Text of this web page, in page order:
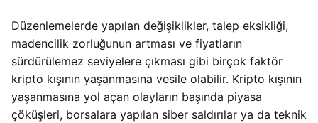
Düzenlemelerde yapılan değişiklikler, talep eksikliği,
madencilik zorluğunun artması ve fiyatların
sürdürülemez seviyelere çıkması gibi birçok faktör
kripto kışının yaşanmasına vesile olabilir. Kripto kışının
yaşanmasına yol açan olayların başında piyasa
çöküşleri, borsalara yapılan siber saldırılar ya da teknik